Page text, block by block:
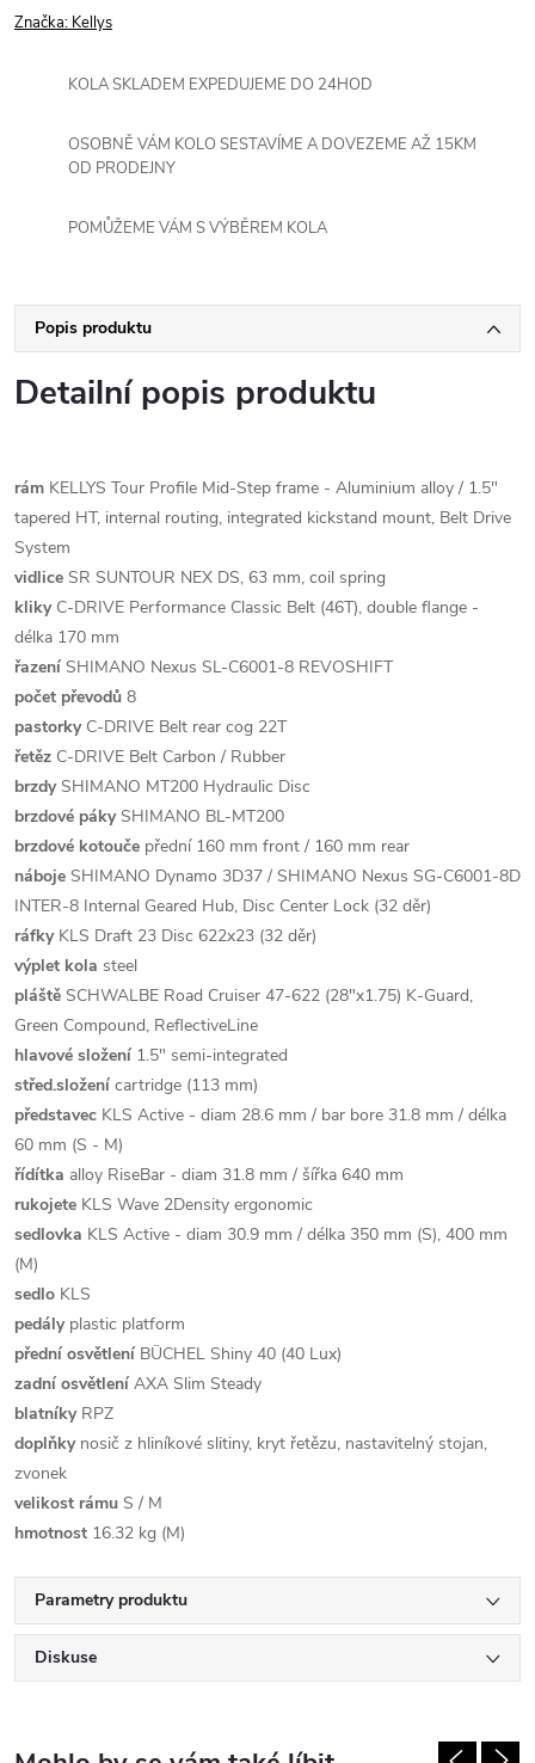
Značka: Kellys
KOLA SKLADEM EXPEDUJEME DO 24HOD
OSOBNĚ VÁM KOLO SESTAVÍME A DOVEZEME AŽ 15KM
OD PRODEJNY
POMŮŽEME VÁM S VÝBĚREM KOLA
Popis produktu
Detailní popis produktu
rám KELLYS Tour Profile Mid-Step frame - Aluminium alloy / 1.5"
tapered HT, internal routing, integrated kickstand mount, Belt Drive
System
vidlice SR SUNTOUR NEX DS, 63 mm, coil spring
klikyC-DRIVE Performance Classic Belt (46T), double flange -
délka 170 mm
řazení SHIMANO Nexus SL-C6001-8 REVOSHIFT
počet převodů 8
pastorkyC-DRIVE Belt rear cog 22T
řetěz C-DRIVE Belt Carbon / Rubber
brzdySHIMANO MT200 Hydraulic Disc
brzdové pákySHIMANO BL-MT200
brzdové kotouče přední 160 mm front / 160 mm rear
náboje SHIMANO Dynamo 3D37 / SHIMANO Nexus SG-C6001-8D
INTER-8 Internal Geared Hub, Disc Center Lock (32 děr)
ráfkyKLS Draft 23 Disc 622x23 (32 děr)
výplet kola steel
pláště SCHWALBE Road Cruiser 47-622 (28"x1.75) K-Guard,
Green Compound, ReflectiveLine
hlavové složení 1.5" semi-integrated
střed.složení cartridge (113 mm)
představec KLS Active - diam 28.6 mm / bar bore 31.8 mm / délka
60 mm (S - M)
řídítka alloy RiseBar - diam 31.8 mm / šířka 640 mm
rukojete KLS Wave 2Density ergonomic
sedlovka KLS Active - diam 30.9 mm / délka 350 mm (S), 400 mm
(M)
sedlo KLS
pedályplastic platform
přední osvětlení BÜCHEL Shiny 40 (40 Lux)
zadní osvětlení AXA Slim Steady
blatníkyRPZ
doplňkynosič z hliníkové slitiny, kryt řetězu, nastavitelný stojan,
zvonek
velikost rámu S / M
hmotnost 16.32 kg (M)
Parametry produktu
Diskuse